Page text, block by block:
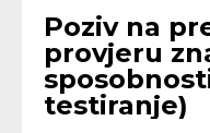
Poziv na
provjeru
testiranje)